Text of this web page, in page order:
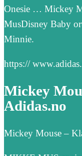
Onesie … Mickey
MusDisney Baby
Minnie.
https://
Mickey
Adidas.no
Mickey Mouse –